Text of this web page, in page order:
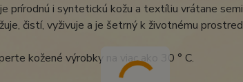
prírodnú i syntetickú kožu a textíliu vrátane
čistí, vyživuje a je šetrný k životnému
kožené výrobky na viac ako 30 ° C.